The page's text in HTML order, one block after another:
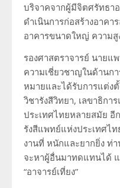
บริจาคจากผู้มีจิตศรัทธา
ดำเนินการก่อสร้างอาคา
อาคารขนาดใหญ่ ความสู
รองศาสตราจารย์ นาย
ความเชี่ยวชาญในด้านก
หมายและได้รับการแต่ง
วิชารังสีวิทยา, เลขาธิกา
ประเทศไทยหลายสมัย อี
รังสีแพทย์แห่งประเทศไ
งานที่ หนักและยากยิ่ง ท่
จะหาผู้อื่นมาทดแทนได้
“อาจารย์เที่ยง”